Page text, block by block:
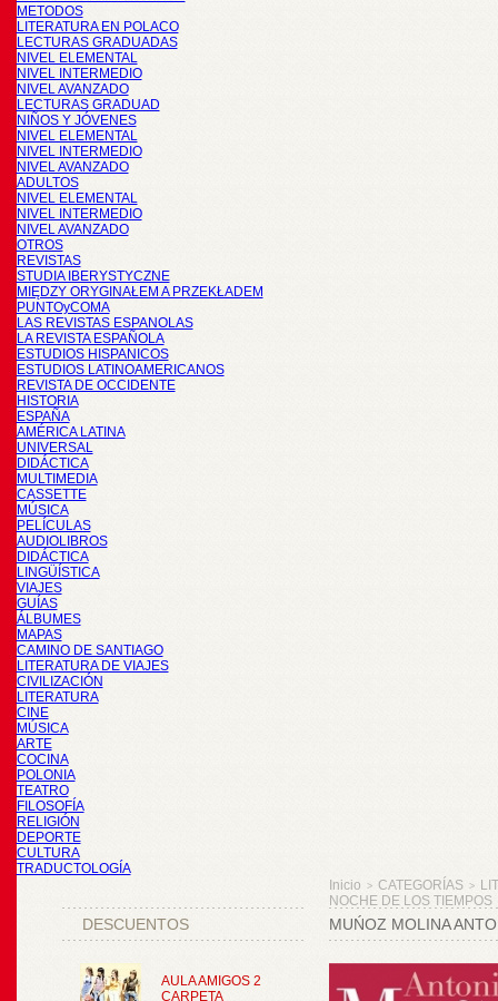
METODOS
LITERATURA EN POLACO
LECTURAS GRADUADAS
NIVEL ELEMENTAL
NIVEL INTERMEDIO
NIVEL AVANZADO
LECTURAS GRADUAD
NIÑOS Y JÓVENES
NIVEL ELEMENTAL
NIVEL INTERMEDIO
NIVEL AVANZADO
ADULTOS
NIVEL ELEMENTAL
NIVEL INTERMEDIO
NIVEL AVANZADO
OTROS
REVISTAS
STUDIA IBERYSTYCZNE
MIĘDZY ORYGINAŁEM A PRZEKŁADEM
PUNTOyCOMA
LAS REVISTAS ESPANOLAS
LA REVISTA ESPAÑOLA
ESTUDIOS HISPANICOS
ESTUDIOS LATINOAMERICANOS
REVISTA DE OCCIDENTE
HISTORIA
ESPAÑA
AMÉRICA LATINA
UNIVERSAL
DIDÁCTICA
MULTIMEDIA
CASSETTE
MÚSICA
PELÍCULAS
AUDIOLIBROS
DIDÁCTICA
LINGÜÍSTICA
VIAJES
GUÍAS
ÁLBUMES
MAPAS
CAMINO DE SANTIAGO
LITERATURA DE VIAJES
CIVILIZACIÓN
LITERATURA
CINE
MÚSICA
ARTE
COCINA
POLONIA
TEATRO
FILOSOFÍA
RELIGIÓN
DEPORTE
CULTURA
TRADUCTOLOGÍA
DESCUENTOS
AULA AMIGOS 2
CARPETA
Inicio > CATEGORÍAS >
NOCHE DE LOS TIEMPOS
MUŃOZ MOLINA